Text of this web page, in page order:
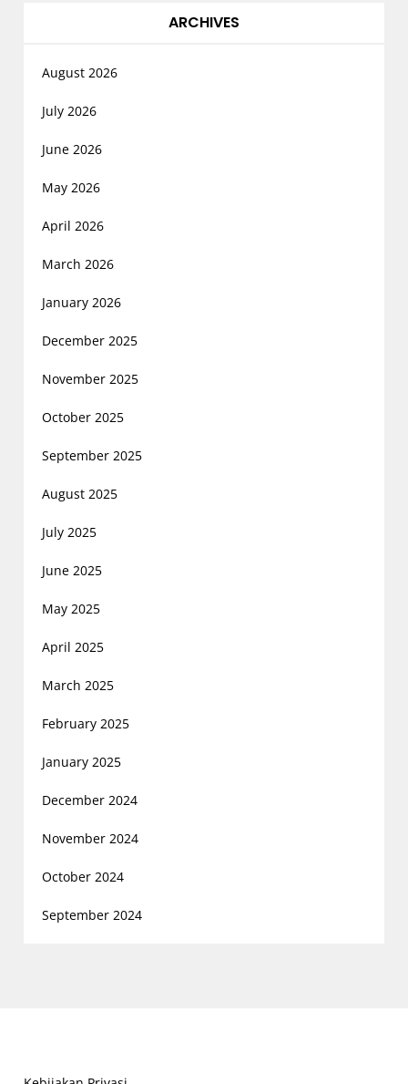
ARCHIVES
August 2026
July 2026
June 2026
May 2026
April 2026
March 2026
January 2026
December 2025
November 2025
October 2025
September 2025
August 2025
July 2025
June 2025
May 2025
April 2025
March 2025
February 2025
January 2025
December 2024
November 2024
October 2024
September 2024